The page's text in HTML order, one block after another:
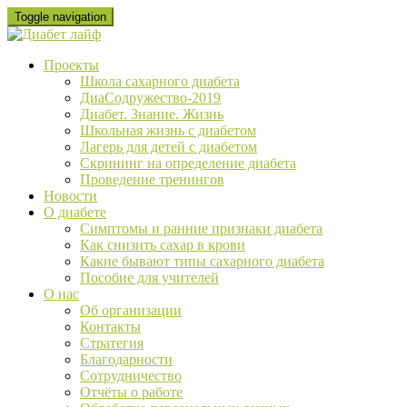
Skip
to
content
Toggle navigation
Проекты
Школа сахарного диабета
ДиаСодружество-2019
Диабет. Знание. Жизнь
Школьная жизнь с диабетом
Лагерь для детей с диабетом
Скрининг на определение диабета
Проведение тренингов
Новости
О диабете
Cимптомы и ранние признаки диабета
Как снизить сахар в крови
Какие бывают типы сахарного диабета
Пособие для учителей
О нас
Об организации
Контакты
Стратегия
Благодарности
Сотрудничество
Отчёты о работе